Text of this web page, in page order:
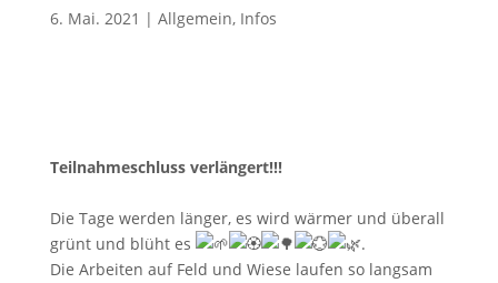
6. Mai. 2021 | Allgemein, Infos
Teilnahmeschluss verlängert!!!
Die Tage werden länger, es wird wärmer und überall
grünt und blüht es
.
Die Arbeiten auf Feld und Wiese laufen so langsam